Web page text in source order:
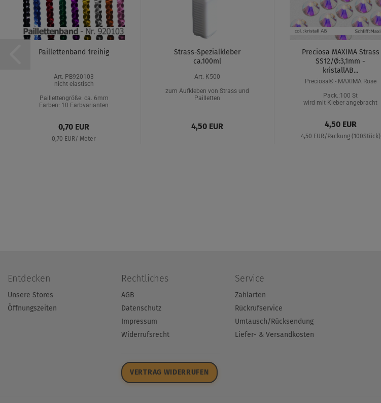
Paillettenband 1reihig
Art. PB920103
nicht elastisch
Paillettengröße: ca. 6mm
Farben: 10 Farbvarianten
0,70 EUR
0,70 EUR/ Meter
Strass-Spezialkleber
ca.100ml
Art. K500
zum Aufkleben von Strass und
Pailletten
4,50 EUR
Preciosa MAXIMA Strass
SS12/Ø:3,1mm -
kristallAB...
Preciosa® - MAXIMA Rose
Pack.:100 St
wird mit Kleber angebracht
4,50 EUR
4,50 EUR/Packung (100Stück)
Entdecken
Unsere Stores
Öffnungszeiten
Rechtliches
AGB
Datenschutz
Impressum
Widerrufsrecht
VERTRAG WIDERRUFEN
Service
Zahlarten
Rückrufservice
Umtausch/Rücksendung
Liefer- & Versandkosten